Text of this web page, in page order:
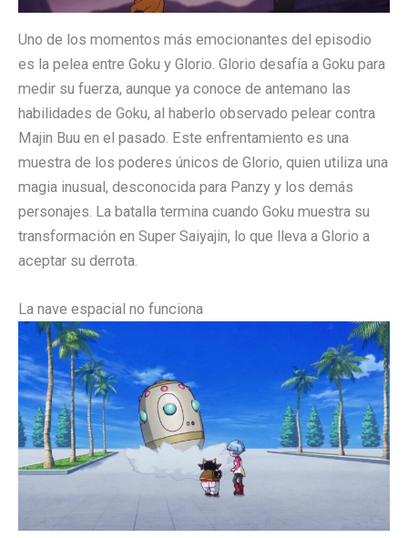
Uno de los momentos más emocionantes del episodio
es la pelea entre Goku y Glorio. Glorio desafía a Goku para
medir su fuerza, aunque ya conoce de antemano las
habilidades de Goku, al haberlo observado pelear contra
Majin Buu en el pasado. Este enfrentamiento es una
muestra de los poderes únicos de Glorio, quien utiliza una
magia inusual, desconocida para Panzy y los demás
personajes. La batalla termina cuando Goku muestra su
transformación en Super Saiyajin, lo que lleva a Glorio a
aceptar su derrota.
La nave espacial no funciona